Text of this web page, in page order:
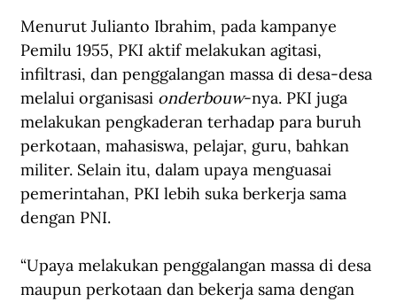
Menurut Julianto Ibrahim, pada kampanye
Pemilu 1955, PKI aktif melakukan agitasi,
infiltrasi, dan penggalangan massa di desa-desa
melalui organisasi onderbouw-nya. PKI juga
melakukan pengkaderan terhadap para buruh
perkotaan, mahasiswa, pelajar, guru, bahkan
militer. Selain itu, dalam upaya menguasai
pemerintahan, PKI lebih suka berkerja sama
dengan PNI.
“Upaya melakukan penggalangan massa di desa
maupun perkotaan dan bekerja sama dengan